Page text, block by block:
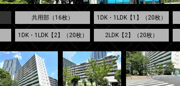
共用部（16枚） 1DK・1LDK【1】（20枚）
1DK・1LDK【2】（20枚） 2LDK【2】（20枚）